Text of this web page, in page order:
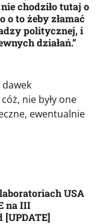
chodziło tutaj o
o to żeby złamać
politycznej, i
działań.”
dawek
nie były one
ewentualnie
USA
na III